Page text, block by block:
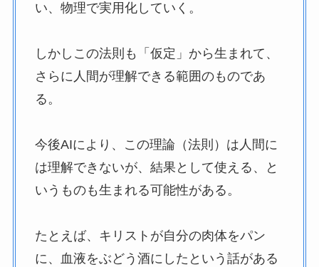
い、物理で実用化していく。
しかしこの法則も「仮定」から生まれて、
さらに人間が理解できる範囲のものであ
る。
今後AIにより、この理論（法則）は人間に
は理解できないが、結果として使える、と
いうものも生まれる可能性がある。
たとえば、キリストが自分の肉体をパン
に、血液をぶどう酒にしたという話がある